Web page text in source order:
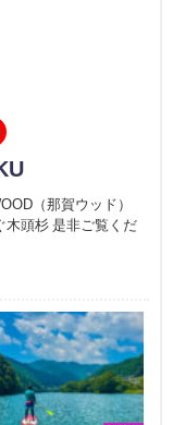
（那賀ウッド）
木頭杉 是非ご覧くだ